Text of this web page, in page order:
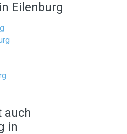
Eilenburg
auch
in